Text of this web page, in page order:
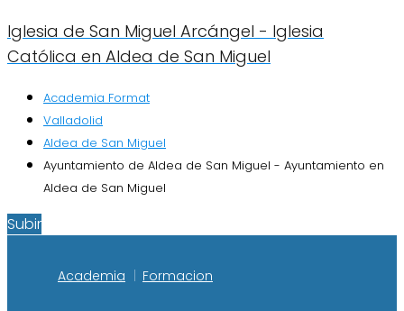
Iglesia de San Miguel Arcángel - Iglesia
Católica en Aldea de San Miguel
Academia Format
Valladolid
Aldea de San Miguel
Ayuntamiento de Aldea de San Miguel - Ayuntamiento en
Aldea de San Miguel
Subir
Academia Formacion